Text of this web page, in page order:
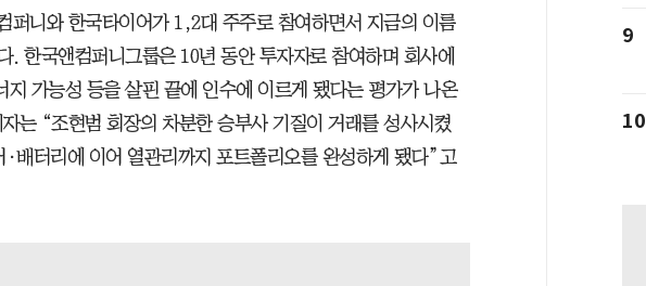
퍼니와 한국타이어가 1,2대 주주로 참여하면서 지금의 이름
. 한국앤컴퍼니그룹은 10년 동안 투자자로 참여하며 회사에
가능성 등을 살핀 끝에 인수에 이르게 됐다는 평가가 나온
는 “조현범 회장의 차분한 승부사 기질이 거래를 성사시켰
배터리에 이어 열관리까지 포트폴리오를 완성하게 됐다”고
9
10